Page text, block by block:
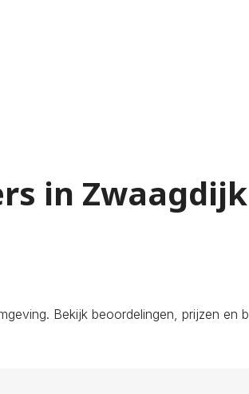
in Zwaagdijk
Bekijk beoordelingen, prijzen en